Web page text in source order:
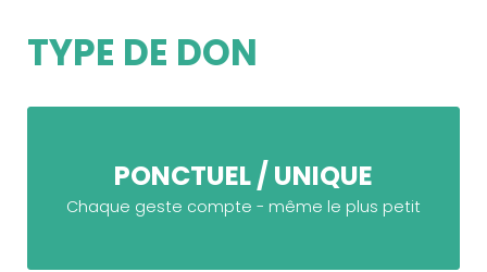
TYPE DE DON
PONCTUEL / UNIQUE
Chaque geste compte - même le plus petit